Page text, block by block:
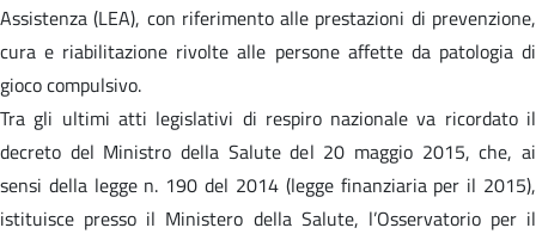
Assistenza (LEA), con riferimento alle prestazioni di prevenzione,
cura e riabilitazione rivolte alle persone affette da patologia di
gioco compulsivo.
Tra gli ultimi atti legislativi di respiro nazionale va ricordato il
decreto del Ministro della Salute del 20 maggio 2015, che, ai
sensi della legge n. 190 del 2014 (legge finanziaria per il 2015),
istituisce presso il Ministero della Salute, l’Osservatorio per il